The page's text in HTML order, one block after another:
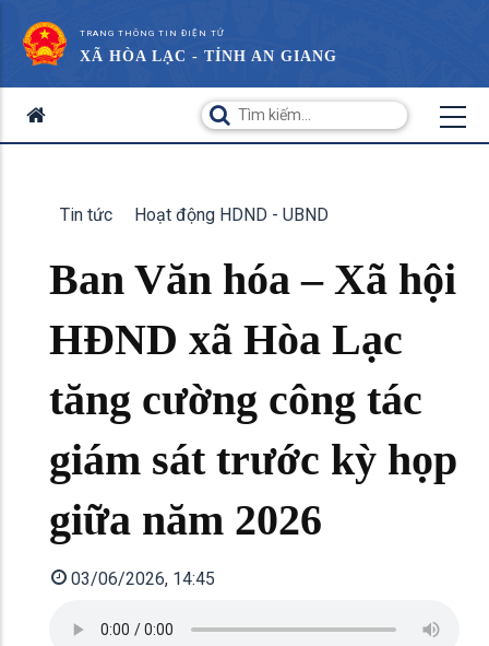
TRANG THÔNG TIN ĐIỆN TỬ
XÃ HÒA LẠC - TỈNH AN GIANG
Tin tức Hoạt động HDND - UBND
Ban Văn hóa – Xã hội
HĐND xã Hòa Lạc
tăng cường công tác
giám sát trước kỳ họp
giữa năm 2026
03/06/2026, 14:45